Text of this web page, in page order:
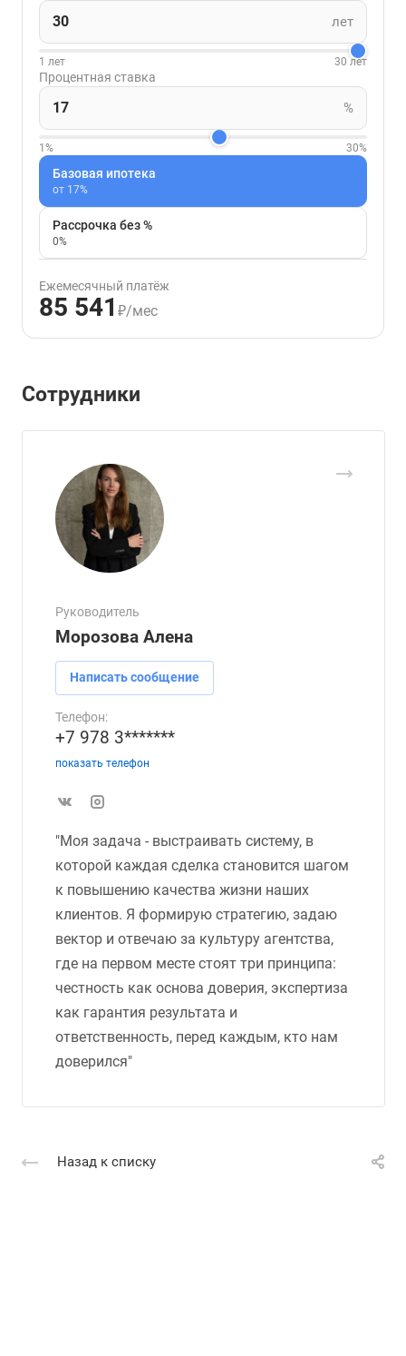
лет
1 лет 30 лет
Процентная ставка
%
1% 30%
Базовая ипотека
от 17%
Рассрочка без %
0%
Ежемесячный платёж
85 541 ₽/мес
Сотрудники
Руководитель
Морозова Алена
Написать сообщение
Телефон:
+7 978 3*******
показать телефон
"Моя задача - выстраивать систему, в
которой каждая сделка становится шагом
к повышению качества жизни наших
клиентов. Я формирую стратегию, задаю
вектор и отвечаю за культуру агентства,
где на первом месте стоят три принципа:
честность как основа доверия, экспертиза
как гарантия результата и
ответственность, перед каждым, кто нам
доверился"
Назад к списку